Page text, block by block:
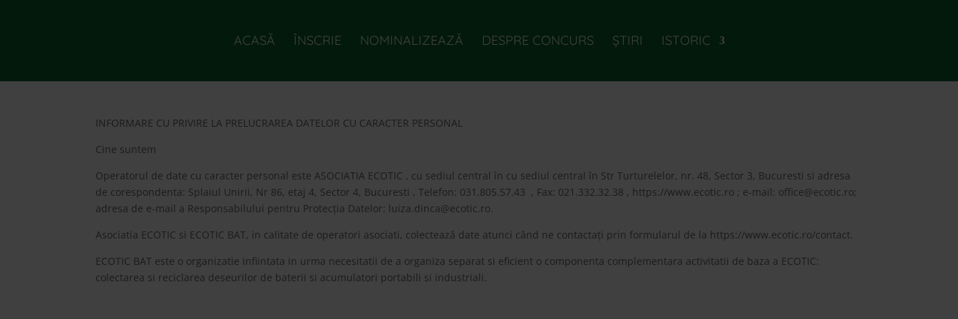
ACASĂ ÎNSCRIE NOMINALIZEAZĂ DESPRE CONCURS ȘTIRI ISTORIC
INFORMARE CU PRIVIRE LA PRELUCRAREA DATELOR CU CARACTER PERSONAL
Cine suntem
Operatorul de date cu caracter personal este ASOCIATIA ECOTIC , cu sediul central în cu sediul central în Str Turturelelor, nr. 48, Sector 3, Bucuresti si adresa
de corespondenta: Splaiul Unirii, Nr 86, etaj 4, Sector 4, Bucuresti , Telefon: 031.805.57.43 , Fax: 021.332.32.38 , https://www.ecotic.ro ; e-mail: office@ecotic.ro;
adresa de e-mail a Responsabilului pentru Protecția Datelor: luiza.dinca@ecotic.ro
Asociatia ECOTIC si ECOTIC BAT, in calitate de operatori asociati, colectează date atunci când ne contactați prin formularul de la https://www.ecotic.ro/contact.
ECOTIC BAT este o organizatie infiintata in urma necesitatii de a organiza separat si eficient o componenta complementara activitatii de baza a ECOTIC:
colectarea si reciclarea deseurilor de baterii si acumulatori portabili si industriali.